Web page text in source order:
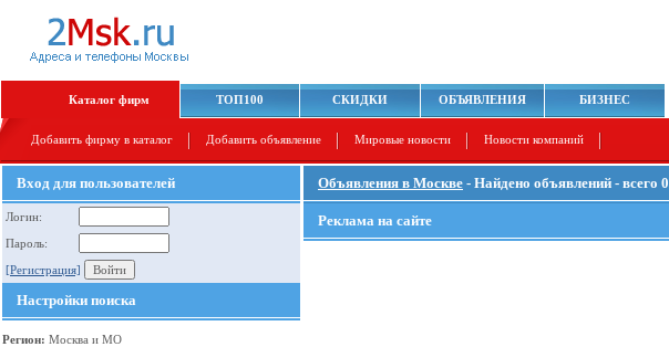
Каталог фирм ТОП100 СКИДКИ ОБЪЯВЛЕНИЯ БИЗНЕС
Добавить фирму в каталог Добавить объявление Мировые новости Новости компаний
Вход для пользователей
Логин:
Пароль:
[Регистрация]
Настройки поиска
Регион: Москва и МО
Объявления в Москве - Найдено объявлений - всего 0
Реклама на сайте